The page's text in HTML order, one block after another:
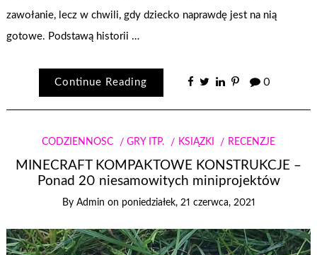
zawołanie, lecz w chwili, gdy dziecko naprawdę jest na nią
gotowe. Podstawą historii …
Continue Reading 0
CODZIENNOŚĆ GRY ITP. KSIĄŻKI RECENZJE
MINECRAFT KOMPAKTOWE KONSTRUKCJE –
Ponad 20 niesamowitych miniprojektów
By Admin on poniedziałek, 21 czerwca, 2021